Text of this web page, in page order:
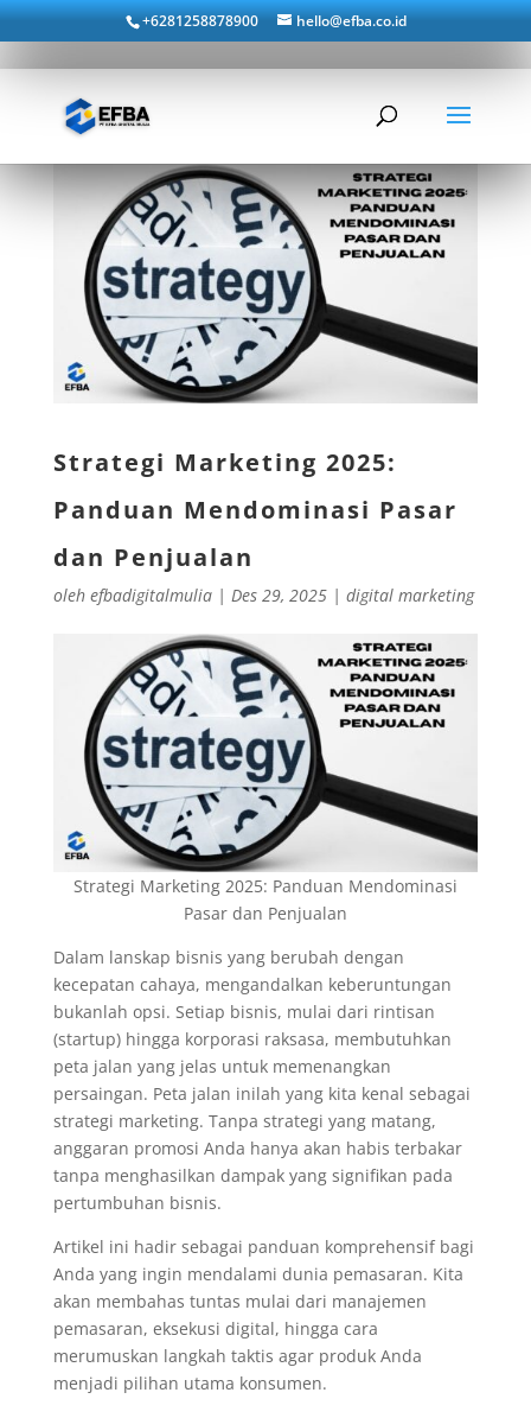
+6281258878900 hello@efba.co.id
Strategi Marketing 2025:
Panduan Mendominasi Pasar
dan Penjualan
oleh efbadigitalmulia| Des 29, 2025| digital marketing
Strategi Marketing 2025: Panduan Mendominasi
Pasar dan Penjualan
Dalam lanskap bisnis yang berubah dengan
kecepatan cahaya, mengandalkan keberuntungan
bukanlah opsi. Setiap bisnis, mulai dari rintisan
(startup) hingga korporasi raksasa, membutuhkan
peta jalan yang jelas untuk memenangkan
persaingan. Peta jalan inilah yang kita kenal sebagai
strategi marketing. Tanpa strategi yang matang,
anggaran promosi Anda hanya akan habis terbakar
tanpa menghasilkan dampak yang signifikan pada
pertumbuhan bisnis.
Artikel ini hadir sebagai panduan komprehensif bagi
Anda yang ingin mendalami dunia pemasaran. Kita
akan membahas tuntas mulai dari manajemen
pemasaran, eksekusi digital, hingga cara
merumuskan langkah taktis agar produk Anda
menjadi pilihan utama konsumen.